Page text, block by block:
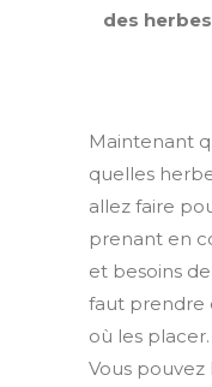
des
Maintenant
quelles
allez faire
prenant en
et besoins
faut prendre
où les placer.
Vous